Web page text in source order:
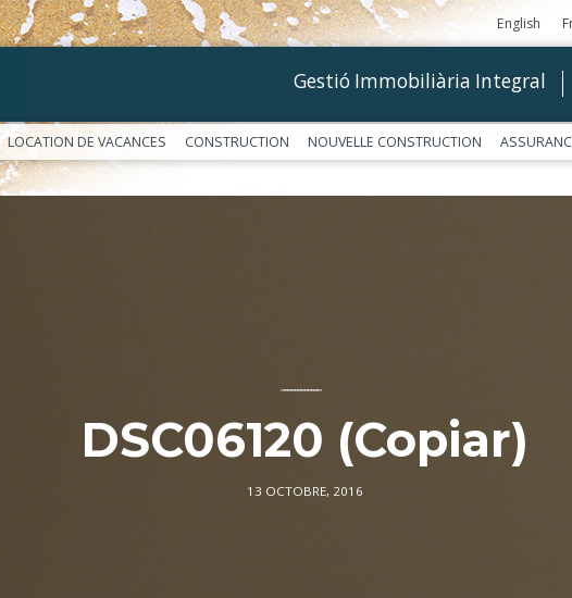
English
Gestió Immobiliària Integral
LOCATION DE VACANCES CONSTRUCTION NOUVELLE CONSTRUCTION
––––––––––––
DSC06120 (Copiar)
13 OCTOBRE, 2016